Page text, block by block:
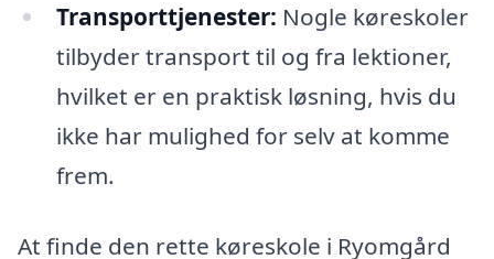
Transporttjenester: Nogle køreskoler
tilbyder transport til og fra lektioner,
hvilket er en praktisk løsning, hvis du
ikke har mulighed for selv at komme
frem.
At finde den rette køreskole i Ryomgård